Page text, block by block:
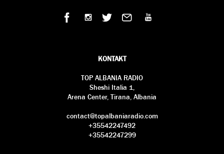
KONTAKT
TOP ALBANIA RADIO
Sheshi Italia 1,
Arena Center, Tirana, Albania
contact@topalbaniaradio.com
+35542247492
+35542247299